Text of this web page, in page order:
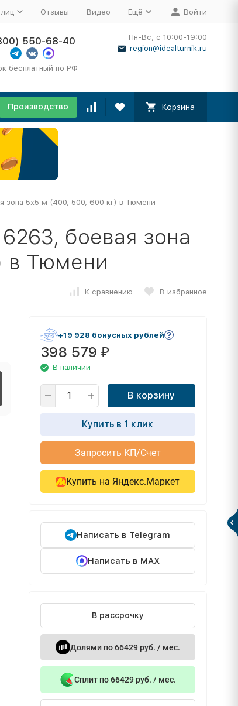
Отзывы Видео Ещё Войти
550-68-40
бесплатный по РФ
Пн-Вс, с 10:00-19:00
region@idealturnik.ru
Производство Корзина
зона 5х5 м (400, 500, 600 кг) в Тюмени
боевая зона
в Тюмени
К сравнению В избранное
+19 928 бонусных рублей
398 579 ₽
В наличии
В корзину
Купить в 1 клик
Запросить КП/Счет
Купить на Яндекс.Маркет
Написать в Telegram
Написать в MAX
В рассрочку
Долями по 66429 руб. / мес.
Сплит по 66429 руб. / мес.